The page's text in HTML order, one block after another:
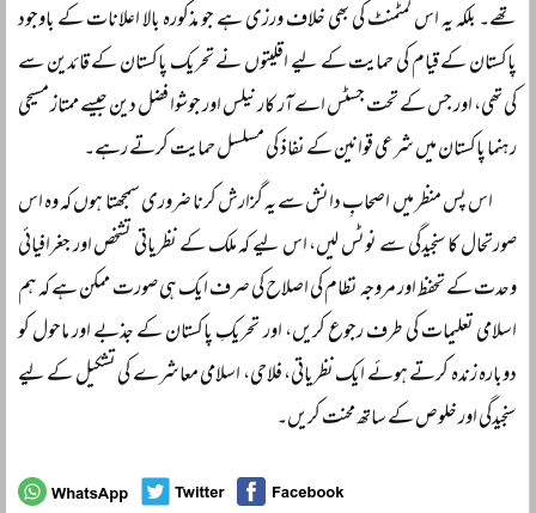
تھے۔ بلکہ یہ اس کمٹمنٹ کی بھی خلاف ورزی ہے جو مذکورہ بالا اعلانات کے باوجود
پاکستان کے قیام کی حمایت کے لیے اقلیتوں نے تحریک پاکستان کے قائدین سے
کی تھی، اور جس کے تحت جسٹس اے آر کار نیلس اور جوشوا فضل دین جیسے ممتاز مسیحی
رہنما پاکستان میں شرعی قوانین کے نفاذ کی مسلسل حمایت کرتے رہے۔
اس پس منظر میں اصحابِ دانش سے یہ گزارش کرنا ضروری سمجھتا ہوں کہ وہ اس
صورتحال کا سنجیدگی سے نوٹس لیں، اس لیے کہ ملک کے نظریاتی تشخص اور جغرافیائی
وحدت کے تحفظ اور مروجہ نظام کی اصلاح کی صرف ایک ہی صورت ممکن ہے کہ ہم
اسلامی تعلیمات کی طرف رجوع کریں، اور تحریکِ پاکستان کے جذبے اور ماحول کو
دوبارہ زندہ کرتے ہوئے ایک نظریاتی، فلاحی، اسلامی معاشرے کی تشکیل کے لیے
سنجیدگی اور خلوص کے ساتھ محنت کریں۔